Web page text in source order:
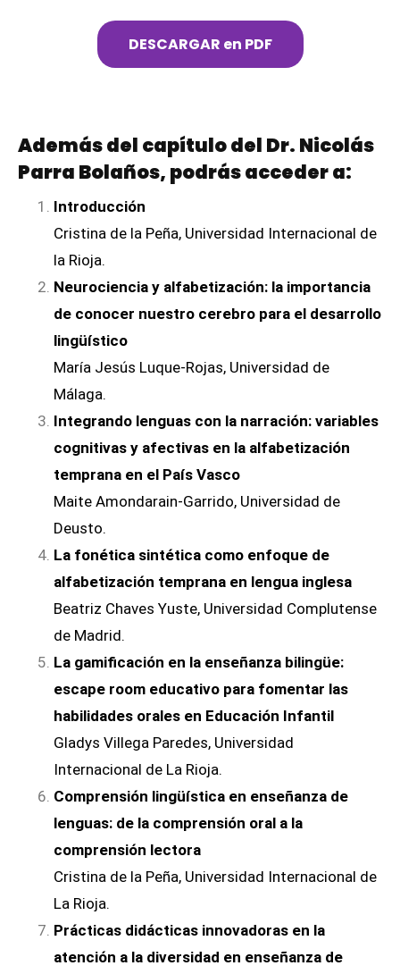
DESCARGAR en PDF
Además del capítulo del Dr. Nicolás
Parra Bolaños, podrás acceder a:
Introducción
Cristina de la Peña, Universidad Internacional de
la Rioja.
Neurociencia y alfabetización: la importancia
de conocer nuestro cerebro para el desarrollo
lingüístico
María Jesús Luque-Rojas, Universidad de
Málaga.
Integrando lenguas con la narración: variables
cognitivas y afectivas en la alfabetización
temprana en el País Vasco
Maite Amondarain-Garrido, Universidad de
Deusto.
La fonética sintética como enfoque de
alfabetización temprana en lengua inglesa
Beatriz Chaves Yuste, Universidad Complutense
de Madrid.
La gamificación en la enseñanza bilingüe:
escape room educativo para fomentar las
habilidades orales en Educación Infantil
Gladys Villega Paredes, Universidad
Internacional de La Rioja.
Comprensión lingüística en enseñanza de
lenguas: de la comprensión oral a la
comprensión lectora
Cristina de la Peña, Universidad Internacional de
La Rioja.
Prácticas didácticas innovadoras en la
atención a la diversidad en enseñanza de